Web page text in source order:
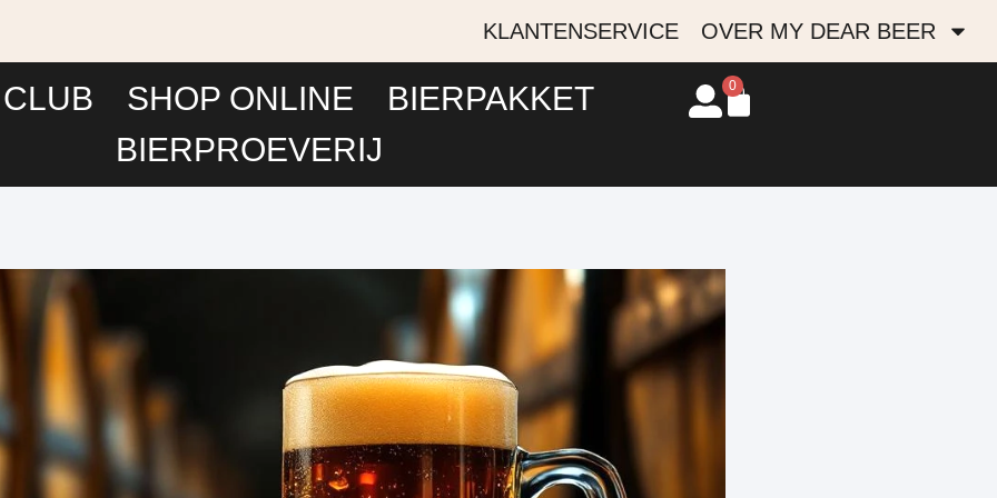
KLANTENSERVICE OVER MY DEAR BEER
SHOP ONLINE
BIERPAKKET
BIERPROEVERIJ
0